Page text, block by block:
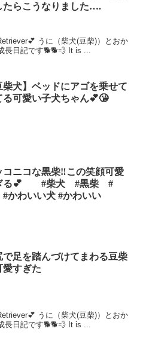
たらこうなりました….
うに（柴犬(豆柴)）とおか
長日記です🐕🐕💨 It is ...
柴犬】ベッドにアゴを乗せて
る可愛い子犬ちゃん💕😘
コニコな黒柴‼️この笑顔可愛
る💕 #柴犬 #黒柴 #
かわいい犬 #かわいい
で足を踏んづけてまわる豆柴
愛すぎた
うに（柴犬(豆柴)）とおか
長日記です🐕🐕💨 It is ...